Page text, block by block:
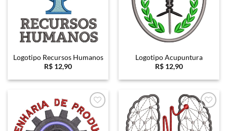
Logotipo Recursos Humanos
R$ 12,90
Logotipo Acupuntura
R$ 12,90
Favoritar Favoritar